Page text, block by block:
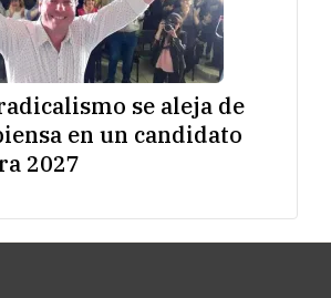
se aleja de
en un candidato
2027